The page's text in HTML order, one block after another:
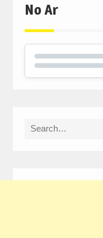
No Ar
Search